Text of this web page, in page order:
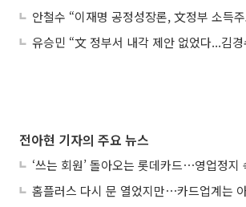
안철수 “이재명 공정성장론, 文정부 소득
전아현 기자의 주요 뉴스
홈플러스 다시 문 열었지만⋯카드업계는